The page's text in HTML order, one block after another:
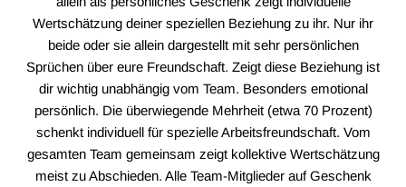
Wertschätzung deiner speziellen Beziehung zu ihr. Nur ihr
beide oder sie allein dargestellt mit sehr persönlichen
Sprüchen über eure Freundschaft. Zeigt diese Beziehung ist
dir wichtig unabhängig vom Team. Besonders emotional
persönlich. Die überwiegende Mehrheit (etwa 70 Prozent)
schenkt individuell für spezielle Arbeitsfreundschaft. Vom
gesamten Team gemeinsam zeigt kollektive Wertschätzung
meist zu Abschieden. Alle Team-Mitglieder auf Geschenk